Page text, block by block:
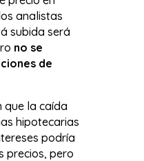
analistas
subida será
no se
de
que la caída
hipotecarias
podría
precios, pero